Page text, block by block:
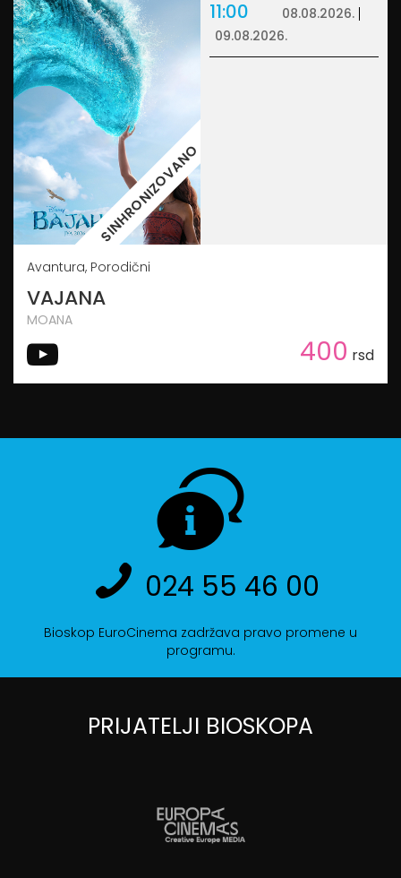
11:00
08.08.2026.
09.08.2026.
SINHRONIZOVANO
Avantura, Porodični
VAJANA
MOANA
400 rsd
024 55 46 00
Bioskop EuroCinema zadržava pravo promene u
programu.
PRIJATELJI BIOSKOPA